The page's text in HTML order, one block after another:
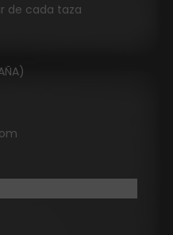
de cada taza